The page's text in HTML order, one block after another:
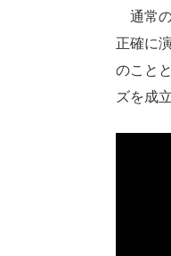
通常の
正確に
のこと
ズを成